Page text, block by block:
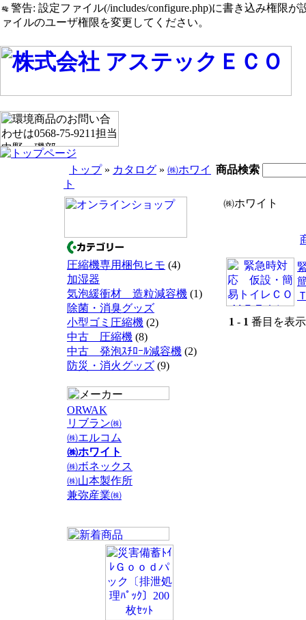
警告: 設定ファイル(/includes/configure.php)に書き込み権限が
ァイルのユーザ権限を変更してください。
トップ» カタログ » ㈱ホワイ
ト
商品検索
圧縮機専用梱包ヒモ (4)
加湿器
気泡緩衝材 造粒減容機 (1)
除菌・消臭グッズ
小型ゴミ圧縮機 (2)
中古 圧縮機 (8)
中古 発泡ｽﾁﾛｰﾙ減容機 (2)
防災・消火グッズ (9)
ORWAK
リブラン㈱
㈱エルコム
㈱ホワイト
㈱ボネックス
㈱山本製作所
兼弥産業㈱
㈱ホワイト
1 - 1 番目を表